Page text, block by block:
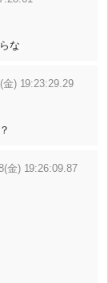
な
金) 19:23:29.29
金) 19:26:09.87